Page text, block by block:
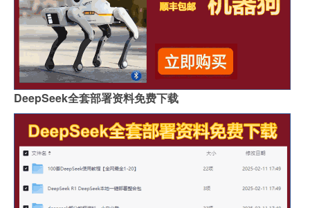
DeepSeek全套部署资料免费下载